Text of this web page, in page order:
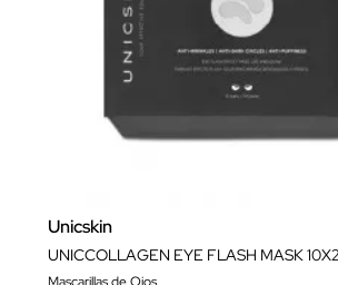
Unicskin